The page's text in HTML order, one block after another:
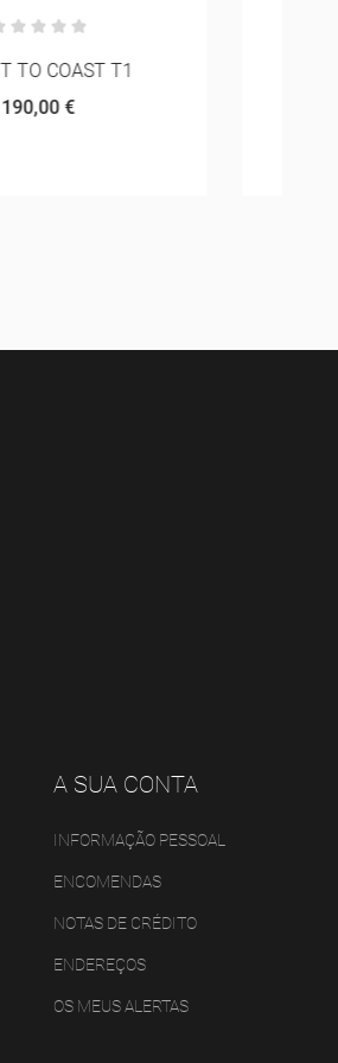
ALTRA TIMP 5 BOA
180,00 €
A SUA CONTA
INFORMAÇÃO PESSOAL
ENCOMENDAS
NOTAS DE CRÉDITO
ENDEREÇOS
OS MEUS ALERTAS